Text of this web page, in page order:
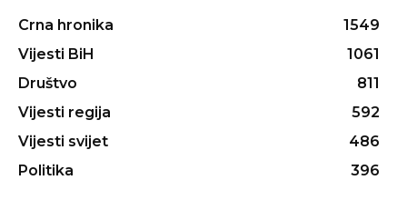
Crna hronika
1549
Vijesti BiH
1061
Društvo
811
Vijesti regija
592
Vijesti svijet
486
Politika
396